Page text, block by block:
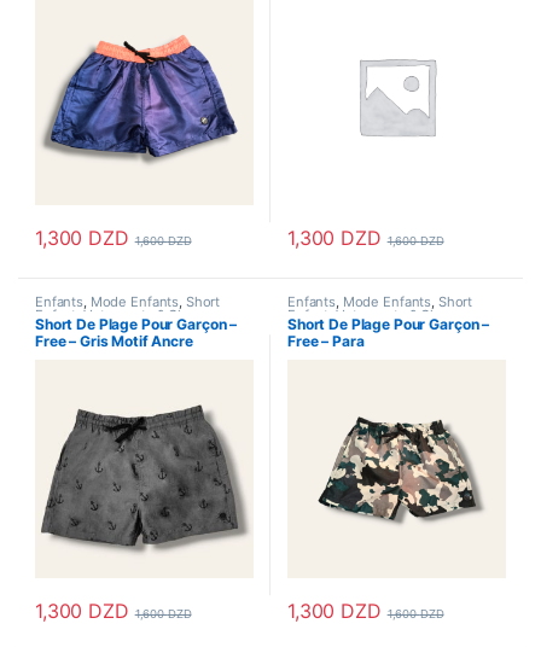
1,300 DZD 1,600DZD
Ce produit a plusieurs variations. Les options peuvent être
1,300 DZD 1,600DZD
Ce produit a plusieurs
Enfants, Mode Enfants, Short
Enfant,Vetements & Chaussures
Vetements Enfants
Short De Plage Pour Garçon –
Free – Gris Motif Ancre
1,300 DZD 1,600DZD
Ce produit a plusieurs variations. Les options peuvent être
Enfants, Mode Enfants, Short
Enfant,Vetements & Chaussures
Vetements Enfants
Short De Plage Pour Garçon –
Free – Para
1,300 DZD 1,600DZD
Ce produit a plusieurs